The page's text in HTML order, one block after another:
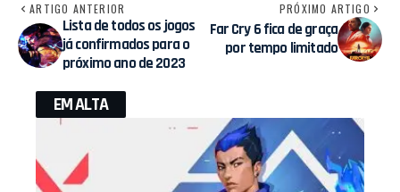
ARTIGO ANTERIOR
Lista de todos os jogos
já confirmados para o
próximo ano de 2023
PRÓXIMO ARTIGO
Far Cry 6 fica de graça
por tempo limitado
EM ALTA